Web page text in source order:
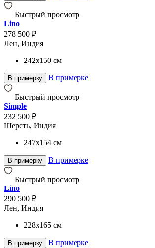
Быстрый просмотр
Lino
278 500 ₽
Лен, Индия
242x150 см
В примерку В примерке
Быстрый просмотр
Simple
232 500 ₽
Шерсть, Индия
247x154 см
В примерку В примерке
Быстрый просмотр
Lino
290 500 ₽
Лен, Индия
228x165 см
В примерку В примерке